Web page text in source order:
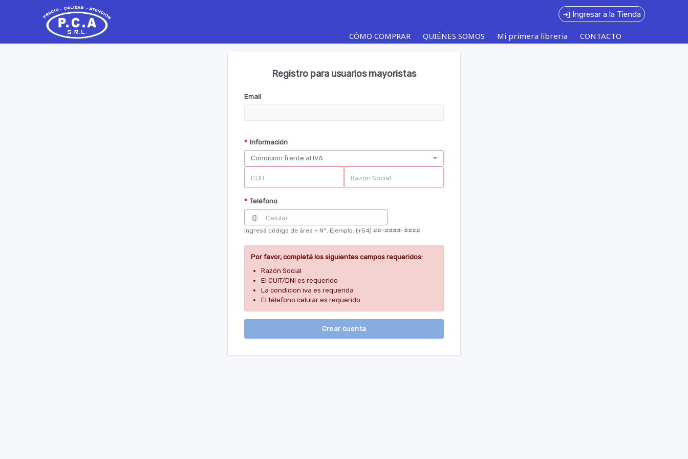
Distribuidor de Regalería, Juguetería y Librería - Mayorista
Ingresar a la Tienda
CÓMO COMPRAR QUIÉNES SOMOS Mi primera libreria CONTACTO
Registro para usuarios mayoristas
Email
* Información
CUIT Razón Social
* Teléfono
Celular
Ingresá código de área + N°. Ejemplo: (+54) ##-####-####.
Por favor, completá los siguientes campos requeridos:
Razón Social
El CUIT/DNI es requerido
La condicion iva es requerida
El télefono celular es requerido
Crear cuenta